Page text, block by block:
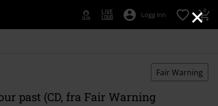
×
Logg inn 0
Fair Warning
past (CD, fra Fair Warning